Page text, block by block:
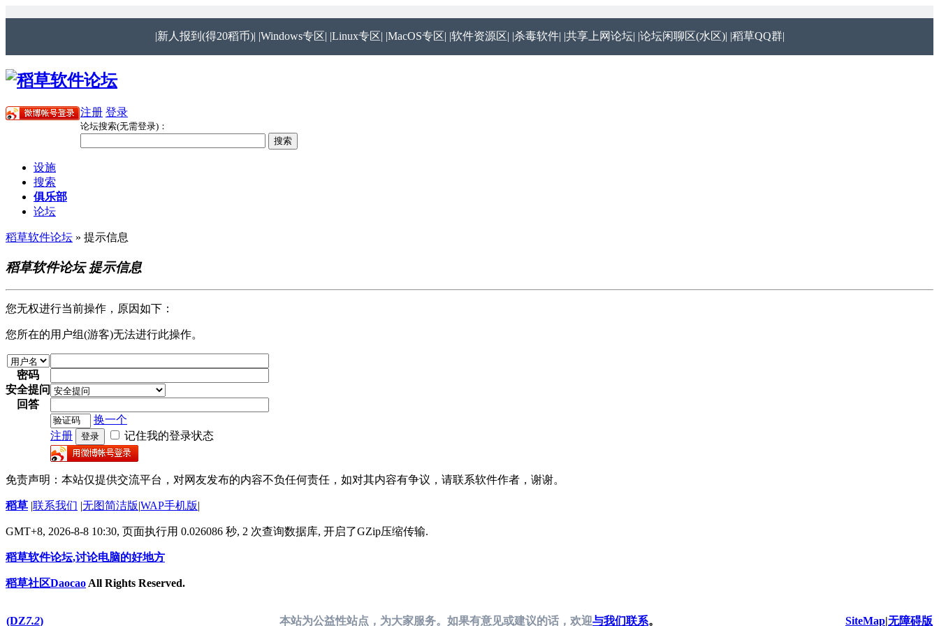
|新人报到(得20稻币)| |Windows专区| |Linux专区| |MacOS专区| |软件资源区| |杀毒软件| |共享上网论坛| |论坛闲聊区(水区)| |稻草QQ群|
注册 登录
论坛搜索(无需登录)：
设施
搜索
俱乐部
论坛
稻草软件论坛 » 提示信息
稻草软件论坛 提示信息
您无权进行当前操作，原因如下：
您所在的用户组(游客)无法进行此操作。
密码
安全提问
回答
换一个
注册
登录 记住我的登录状态
免责声明：本站仅提供交流平台，对网友发布的内容不负任何责任，如对其内容有争议，请联系软件作者，谢谢。
稻草 |联系我们 |无图简洁版|WAP手机版|
GMT+8, 2026-8-8 10:30, 页面执行用 0.026086 秒, 2 次查询数据库, 开启了GZip压缩传输.
稻草软件论坛,讨论电脑的好地方
稻草社区Daocao All Rights Reserved.
(DZ7.2) 本站为公益性站点，为大家服务。如果有意见或建议的话，欢迎与我们联系。 SiteMap|无障碍版